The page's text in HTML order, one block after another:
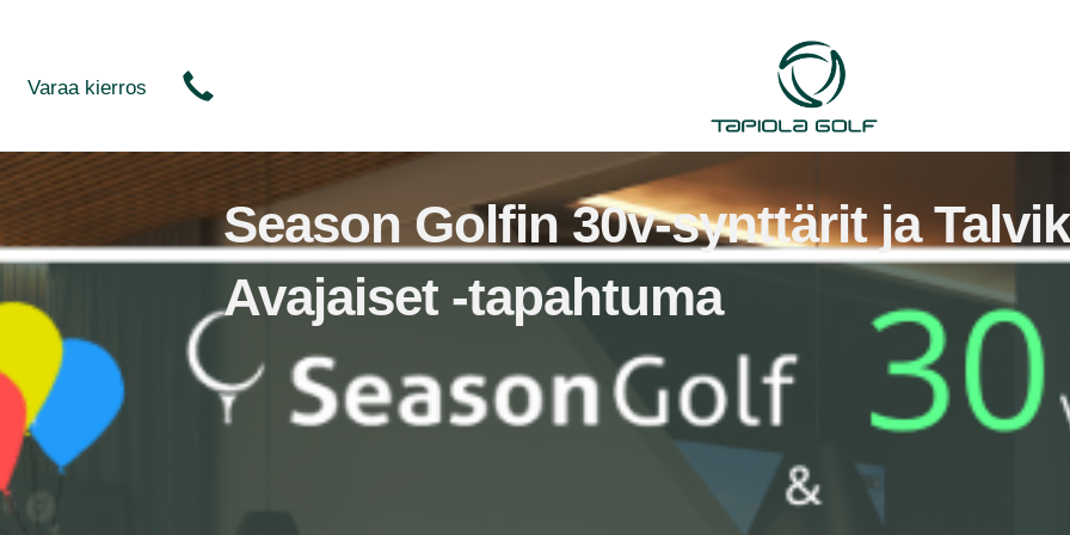
Varaa kierros
Season Golfin 30v-synttärit ja
Avajaiset -tapahtuma